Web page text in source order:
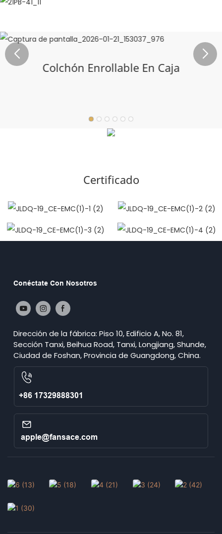
Colchón Enrollable En Caja
Certificado
Conéctate Con Nosotros
Dirección de la fábrica: Piso 10, Edificio A, No. 81,
Sección Tanxi, Beihua Road, Tanxi, Longjiang, Shunde,
Ciudad de Foshan, Provincia de Guangdong, China.
+86 17329888301
apple@fansace.com